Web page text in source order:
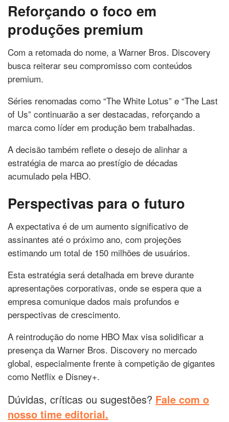
Reforçando o foco em
produções premium
Com a retomada do nome, a Warner Bros. Discovery
busca reiterar seu compromisso com conteúdos
premium.
Séries renomadas como “The White Lotus” e “The Last
of Us” continuarão a ser destacadas, reforçando a
marca como líder em produção bem trabalhadas.
A decisão também reflete o desejo de alinhar a
estratégia de marca ao prestígio de décadas
acumulado pela HBO.
Perspectivas para o futuro
A expectativa é de um aumento significativo de
assinantes até o próximo ano, com projeções
estimando um total de 150 milhões de usuários.
Esta estratégia será detalhada em breve durante
apresentações corporativas, onde se espera que a
empresa comunique dados mais profundos e
perspectivas de crescimento.
A reintrodução do nome HBO Max visa solidificar a
presença da Warner Bros. Discovery no mercado
global, especialmente frente à competição de gigantes
como Netflix e Disney+.
Dúvidas, críticas ou sugestões? Fale com o
nosso time editorial.